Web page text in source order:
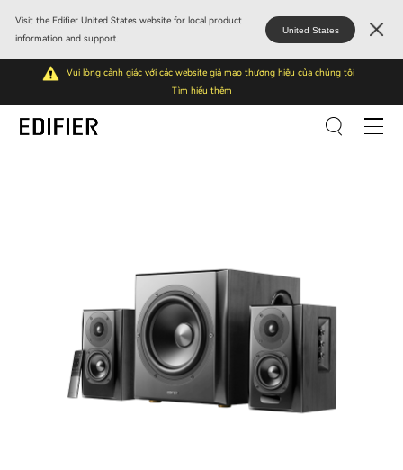
Visit the Edifier United States website for local product
information and support.
United States
Vui lòng cảnh giác với các website giả mạo thương hiệu của chúng tôi
Tìm hiểu thêm